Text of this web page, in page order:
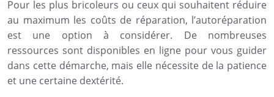
Pour les plus bricoleurs ou ceux qui souhaitent réduire
au maximum les coûts de réparation, l’autoréparation
est une option à considérer. De nombreuses
ressources sont disponibles en ligne pour vous guider
dans cette démarche, mais elle nécessite de la patience
et une certaine dextérité.